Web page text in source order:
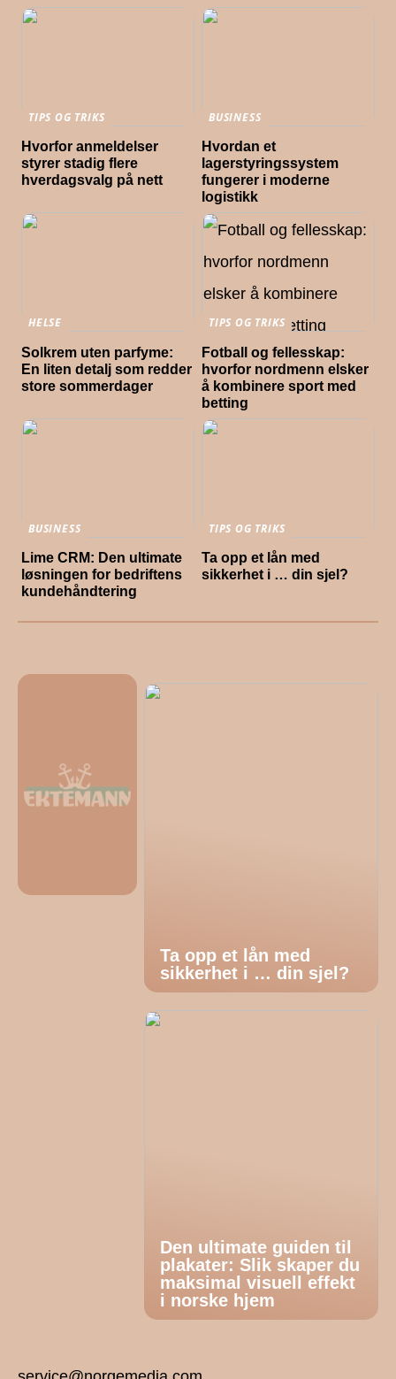
TIPS OG TRIKS
Hvorfor anmeldelser
styrer stadig flere
hverdagsvalg på nett
BUSINESS
Hvordan et
lagerstyringssystem
fungerer i moderne
logistikk
HELSE
Solkrem uten parfyme:
En liten detalj som redder
store sommerdager
TIPS OG TRIKS
Fotball og fellesskap:
hvorfor nordmenn elsker
å kombinere sport med
betting
BUSINESS
Lime CRM: Den ultimate
løsningen for bedriftens
kundehåndtering
TIPS OG TRIKS
Ta opp et lån med
sikkerhet i … din sjel?
Ta opp et lån med
sikkerhet i … din sjel?
Den ultimate guiden til
plakater: Slik skaper du
maksimal visuell effekt
i norske hjem